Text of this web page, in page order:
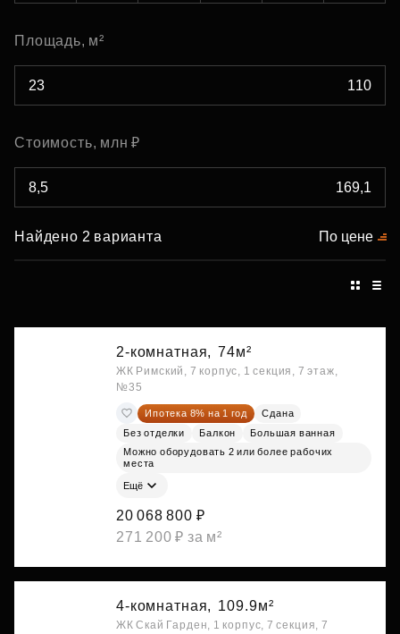
Площадь, м²
Стоимость, млн ₽
Найдено 2 варианта По цене
2-комнатная, 74м²
ЖК Римский, 7 корпус, 1 секция, 7 этаж,
№35
Ипотека 8% на 1 год
Сдана
Без отделки
Балкон
Большая ванная
Можно оборудовать 2 или более рабочих
места
Ещё
20 068 800 ₽
271 200 ₽ за м²
4-комнатная, 109.9м²
ЖК Скай Гарден, 1 корпус, 7 секция, 7